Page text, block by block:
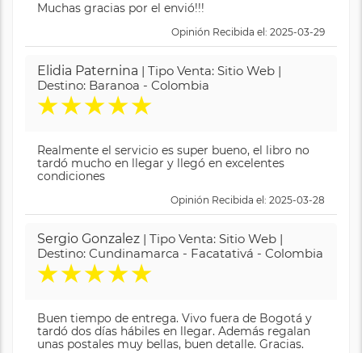
Muchas gracias por el envió!!!
Opinión Recibida el: 2025-03-29
Elidia Paternina | Tipo Venta: Sitio Web |
Destino: Baranoa - Colombia
★★★★★
Realmente el servicio es super bueno, el libro no
tardó mucho en llegar y llegó en excelentes
condiciones
Opinión Recibida el: 2025-03-28
Sergio Gonzalez | Tipo Venta: Sitio Web |
Destino: Cundinamarca - Facatativá - Colombia
★★★★★
Buen tiempo de entrega. Vivo fuera de Bogotá y
tardó dos días hábiles en llegar. Además regalan
unas postales muy bellas, buen detalle. Gracias.